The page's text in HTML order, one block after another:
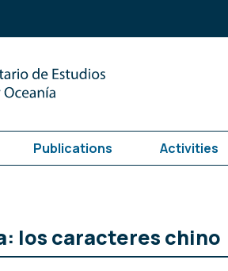
Publications Activities
los caracteres chino